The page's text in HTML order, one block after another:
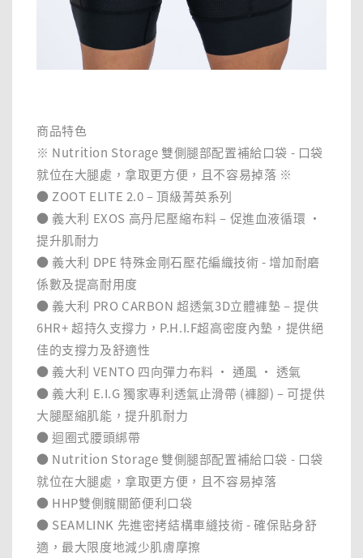
商品特色
※ Nutrition Storage 雙側腿部配置補給口袋 - 口袋
就位在大腿處，拿取更方便，且不容易掉落 ※
● ZOOT ELITE 2.0 – 頂級菁英系列
● 義大利 EXOS 高丹尼壓縮布料 – 促進血液循環 ‧
提升肌耐力
● 義大利 DPE 特殊金剛石壓花編織技術 - 增加耐磨
係數及提高耐用度
● 義大利 PRO CARBON 超透氣3D立體褲墊 – 提供
6HR+ 超持久支撐力，P.H.I.F超高密度內墊，提供絕
佳的支撐力及舒適性
● 義大利 VENTO 四向彈力布料 ‧ 通風 ‧ 透氣
● 義大利 E.I.G 獨家專利透氣止滑帶 (褲腳) – 可提供
大腿壓縮肌能，提升肌耐力
● 迴圈式腰頭綁帶
● Nutrition Storage 雙側腿部配置補給口袋 - 口袋
就位在大腿處，拿取更方便，且不容易掉落
● HHP雙側髖關節便利口袋
● SEAMLINK 先進密拷結構車縫技術 - 確保貼身舒
適，最大限度地減少肌膚摩擦